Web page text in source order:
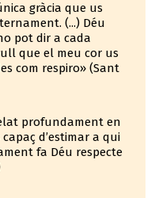
gràcia que us
(...) Déu
pot dir a cada
que el meu cor us
com respiro» (Sant
profundament en
d’estimar a qui
fa Déu respecte